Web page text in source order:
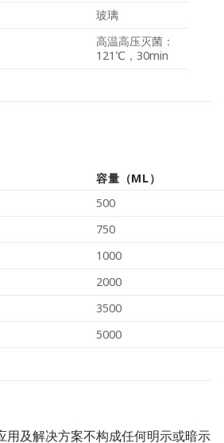
玻璃
高温高压灭菌：
121℃，30min
容量（ML）
500
750
1000
2000
3500
5000
用及解决方案不构成任何明示或暗示